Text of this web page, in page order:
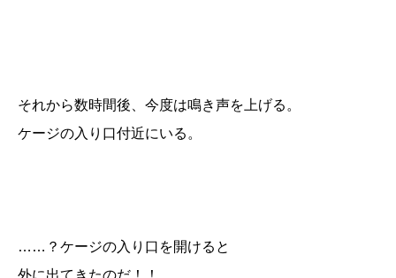
それから数時間後、今度は鳴き声を上げる。
ケージの入り口付近にいる。
……？ケージの入り口を開けると
外に出てきたのだ！！